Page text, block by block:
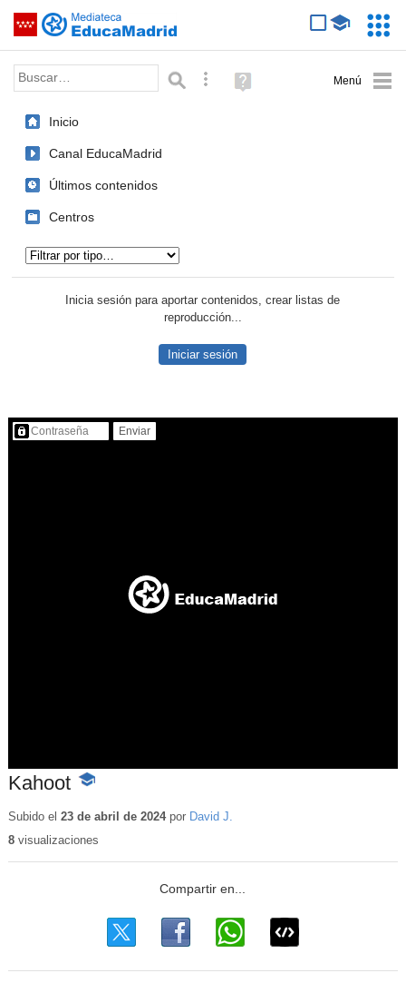
Saltar navegación
Palabra o frase: Búsqueda avanzada
Ayuda
(en
Inicio
Canal EducaMadrid
Últimos contenidos
Centros
Inicia sesión para aportar contenidos, crear listas de
reproducción...
Iniciar sesión
Contenido protegido…
Kahoot -
educativo
Subido el 23 de abril de 2024por David J.
8visualizaciones